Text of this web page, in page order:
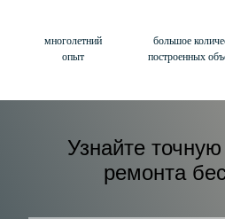
многолетний
опыт
большое
построенных
Узнайте
ремонта